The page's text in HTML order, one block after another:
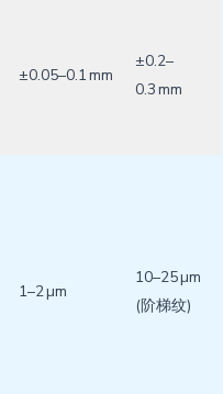
±0.05–0.1 mm
±0.2–
0.3 mm
1–2 µm
10–25 µm
(阶梯纹)